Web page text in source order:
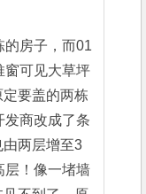
的房子，而01
窗可见大草坪
要盖的两栋
发商改成了条
两层增至3
层！像一堵墙